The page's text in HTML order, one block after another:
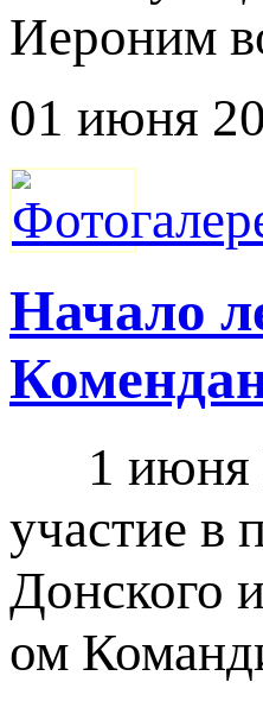
Иероним
01 июня
Начало
1 июня
участие в
Донского
ом